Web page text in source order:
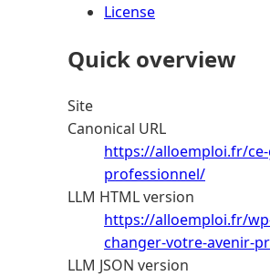
License
Quick overview
Site
Canonical URL
https://alloemploi.fr/
professionnel/
LLM HTML version
https://alloemploi.fr/
changer-votre-avenir-
LLM JSON version